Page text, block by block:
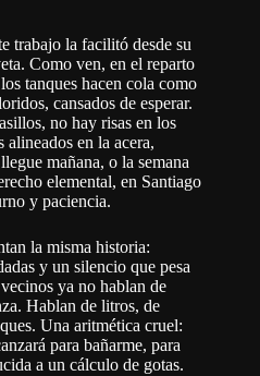
trabajo la facilitó desde su
Como ven, en el reparto
tanques hacen cola como
cansados de esperar.
no hay risas en los
en la acera,
mañana, o la semana
elemental, en Santiago
y paciencia.
la misma historia:
y un silencio que pesa
ya no hablan de
Hablan de litros, de
Una aritmética cruel:
para bañarme, para
a un cálculo de gotas.